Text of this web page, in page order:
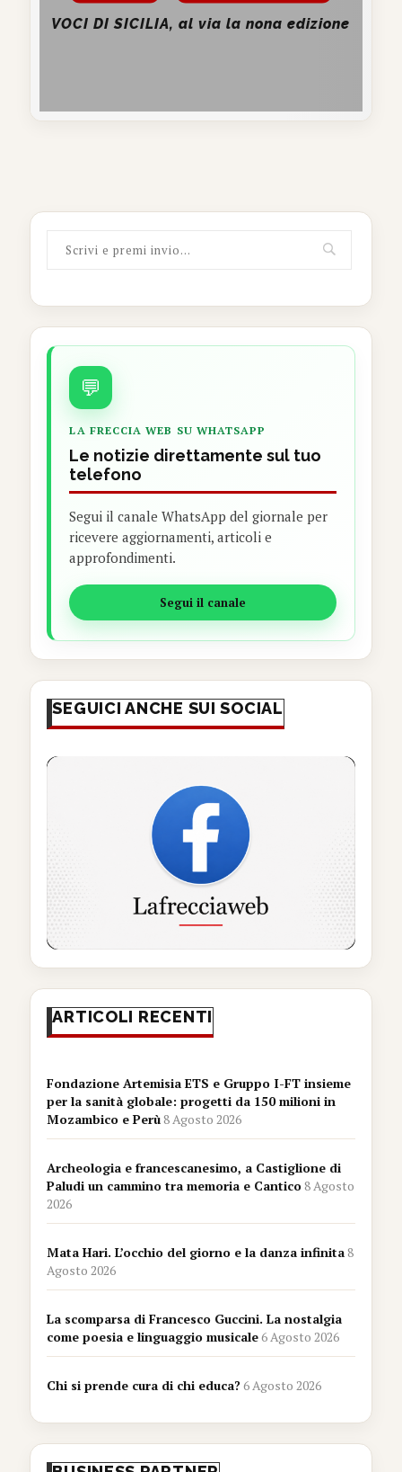
VOCI DI SICILIA, al via la nona edizione
💬
LA FRECCIA WEB SU WHATSAPP
Le notizie direttamente sul tuo
telefono
Segui il canale WhatsApp del giornale per
ricevere aggiornamenti, articoli e
approfondimenti.
Segui il canale
SEGUICI ANCHE SUI SOCIAL
ARTICOLI RECENTI
Fondazione Artemisia ETS e Gruppo I-FT insieme
per la sanità globale: progetti da 150 milioni in
Mozambico e Perù8 Agosto 2026
Archeologia e francescanesimo, a Castiglione di
Paludi un cammino tra memoria e Cantico8 Agosto
2026
Mata Hari. L’occhio del giorno e la danza infinita8
Agosto 2026
La scomparsa di Francesco Guccini. La nostalgia
come poesia e linguaggio musicale6 Agosto 2026
Chi si prende cura di chi educa?6 Agosto 2026